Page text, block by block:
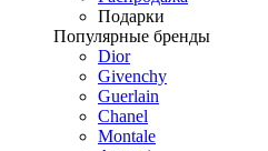
Подарки
Популярные бренды
Dior
Givenchy
Guerlain
Chanel
Montale